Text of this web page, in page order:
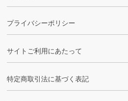
プライバシーポリシー
サイトご利用にあたって
特定商取引法に基づく表記